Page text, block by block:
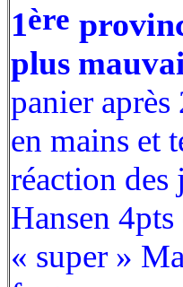
1ère
plus
panier après
en mains et
réaction des
Hansen
« super »